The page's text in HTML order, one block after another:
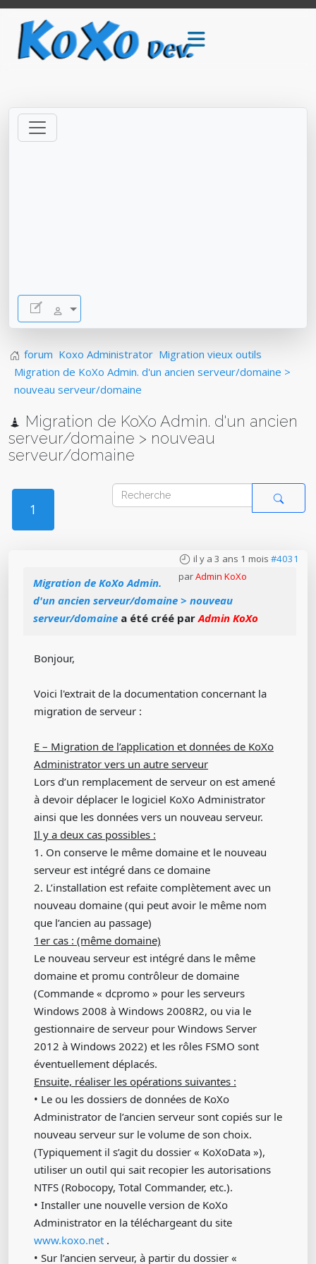
forum Koxo Administrator Migration vieux outils
Migration de KoXo Admin. d'un ancien serveur/domaine >
nouveau serveur/domaine
Migration de KoXo Admin. d'un ancien
serveur/domaine > nouveau
serveur/domaine
1
il y a 3 ans 1 mois #4031
parAdmin KoXo
Migration de KoXo Admin.
d'un ancien serveur/domaine > nouveau
serveur/domaine a été créé parAdmin KoXo
Bonjour,
Voici l'extrait de la documentation concernant la
migration de serveur :
E – Migration de l’application et données de KoXo
Administrator vers un autre serveur
Lors d’un remplacement de serveur on est amené
à devoir déplacer le logiciel KoXo Administrator
ainsi que les données vers un nouveau serveur.
Il y a deux cas possibles :
1. On conserve le même domaine et le nouveau
serveur est intégré dans ce domaine
2. L’installation est refaite complètement avec un
nouveau domaine (qui peut avoir le même nom
que l’ancien au passage)
1er cas : (même domaine)
Le nouveau serveur est intégré dans le même
domaine et promu contrôleur de domaine
(Commande « dcpromo » pour les serveurs
Windows 2008 à Windows 2008R2, ou via le
gestionnaire de serveur pour Windows Server
2012 à Windows 2022) et les rôles FSMO sont
éventuellement déplacés.
Ensuite, réaliser les opérations suivantes :
• Le ou les dossiers de données de KoXo
Administrator de l’ancien serveur sont copiés sur le
nouveau serveur sur le volume de son choix.
(Typiquement il s’agit du dossier « KoXoData »),
utiliser un outil qui sait recopier les autorisations
NTFS (Robocopy, Total Commander, etc.).
• Installer une nouvelle version de KoXo
Administrator en la téléchargeant du site
www.koxo.net .
• Sur l’ancien serveur, à partir du dossier «